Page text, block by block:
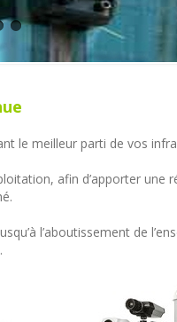
le meilleur parti de vos
afin d’apporter
l’aboutissement de